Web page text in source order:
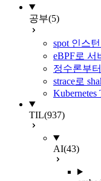
공부(5)
spot 인스
eBPF로 서
정수론부
strace로
Kubernetes
TIL(937)
AI(43)